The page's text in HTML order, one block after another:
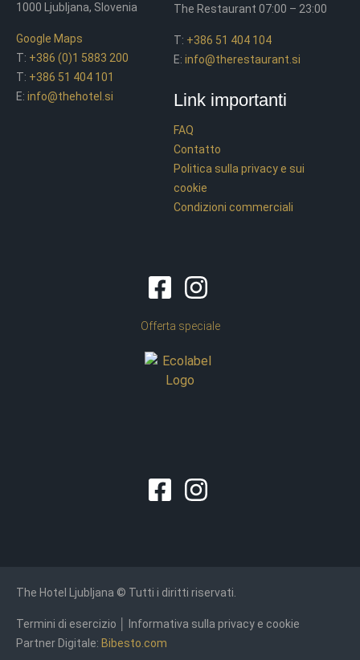
1000 Ljubljana, Slovenia
Google Maps
T: +386 (0)1 5883 200
T: +386 51 404 101
E: info@thehotel.si
The Restaurant 07:00 – 23:00
T: +386 51 404 104
E: info@therestaurant.si
Link importanti
FAQ
Contatto
Politica sulla privacy e sui
cookie
Condizioni commerciali
Offerta speciale
The Hotel Ljubljana © Tutti i diritti riservati.
Termini di esercizio
Informativa sulla privacy e cookie
Partner Digitale: Bibesto.com